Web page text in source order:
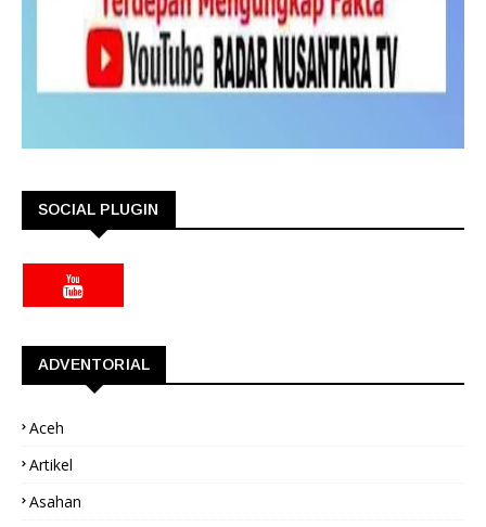
SOCIAL PLUGIN
ADVENTORIAL
Aceh
Artikel
Asahan